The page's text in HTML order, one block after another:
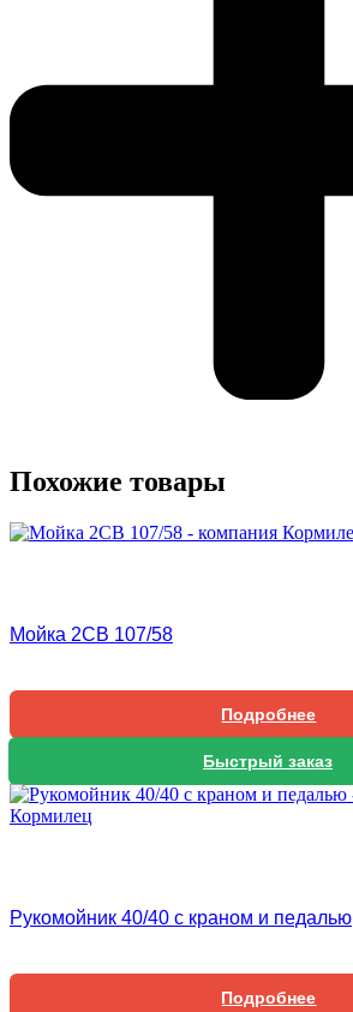
Похожие товары
Мойка 2СВ 107/58
Подробнее
Быстрый заказ
Рукомойник 40/40 с краном и педалью
Подробнее